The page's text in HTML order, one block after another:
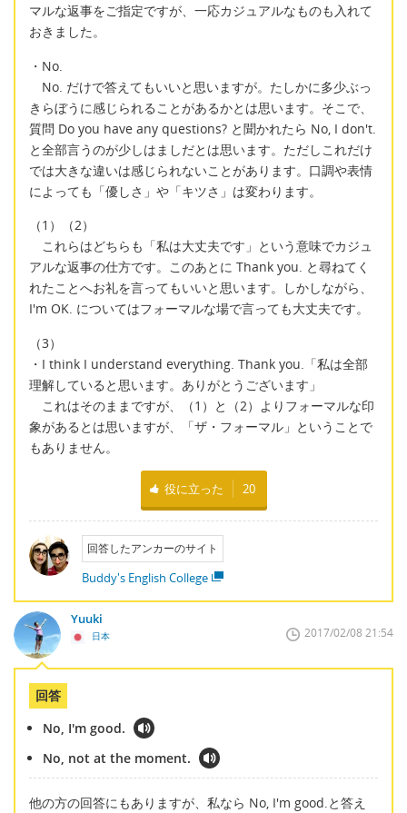
マルな返事をご指定ですが、一応カジュアルなものも入れて
おきました。
・No.
No. だけで答えてもいいと思いますが。たしかに多少ぶっ
きらぼうに感じられることがあるかとは思います。そこで、
質問 Do you have any questions? と聞かれたら No, I don't.
と全部言うのが少しはましだとは思います。ただしこれだけ
では大きな違いは感じられないことがあります。口調や表情
によっても「優しさ」や「キツさ」は変わります。
（1）（2）
これらはどちらも「私は大丈夫です」という意味でカジュ
アルな返事の仕方です。このあとに Thank you. と尋ねてく
れたことへお礼を言ってもいいと思います。しかしながら、
I'm OK. についてはフォーマルな場で言っても大丈夫です。
（3）
・I think I understand everything. Thank you.「私は全部
理解していると思います。ありがとうございます」
これはそのままですが、（1）と（2）よりフォーマルな印
象があるとは思いますが、「ザ・フォーマル」ということで
もありません。
役に立った 20
回答したアンカーのサイト
Buddy's English College
Yuuki
日本 2017/02/08 21:54
回答
No, I'm good.
No, not at the moment.
他の方の回答にもありますが、私なら No, I'm good.と答え